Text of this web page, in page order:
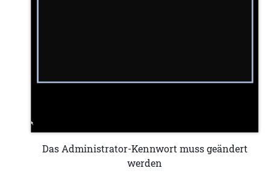
Das Administrator-Kennwort muss geändert
werden